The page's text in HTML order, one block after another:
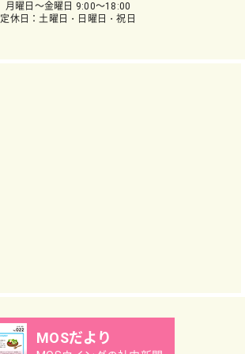
月曜日～金曜日 9:00～18:00
定休日：土曜日・日曜日・祝日
MOSだより